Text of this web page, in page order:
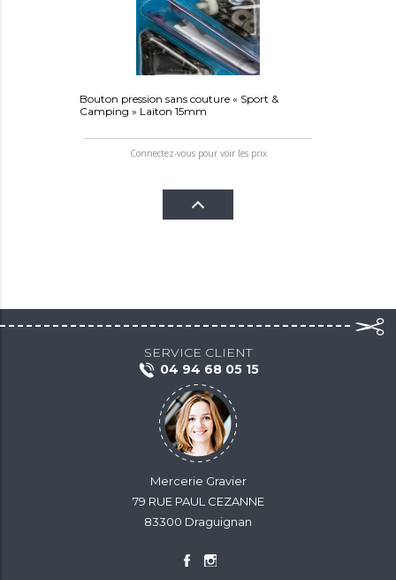
Bouton pression sans couture « Sport &
Camping » Laiton 15mm
Connectez-vous pour voir les prix
SERVICE CLIENT
04 94 68 05 15
Mercerie Gravier
79 RUE PAUL CEZANNE
83300 Draguignan